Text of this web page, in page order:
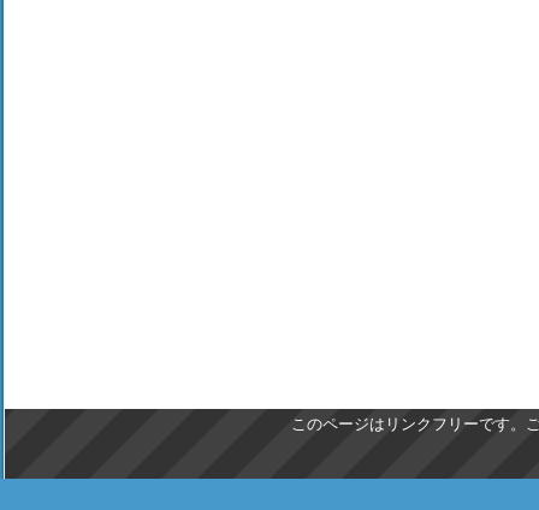
このページはリンクフリーです。